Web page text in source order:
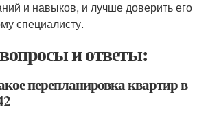
и навыков, и лучше доверить его
специалисту.
и ответы:
перепланировка квартир в